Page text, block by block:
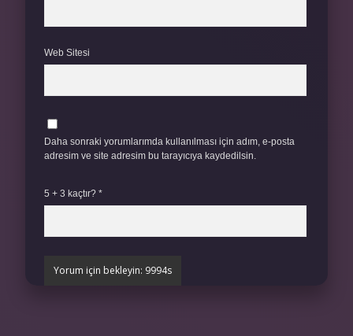
Web Sitesi
Daha sonraki yorumlarımda kullanılması için adım, e-posta
adresim ve site adresim bu tarayıcıya kaydedilsin.
5 + 3 kaçtır? *